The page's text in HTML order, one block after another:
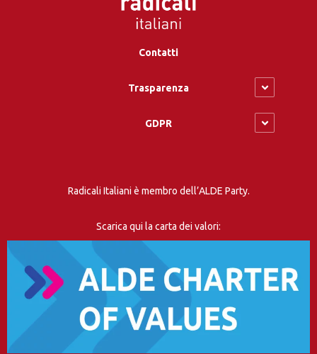
Contatti
Trasparenza
GDPR
Radicali Italiani è membro dell’ALDE Party.
Scarica qui la carta dei valori: